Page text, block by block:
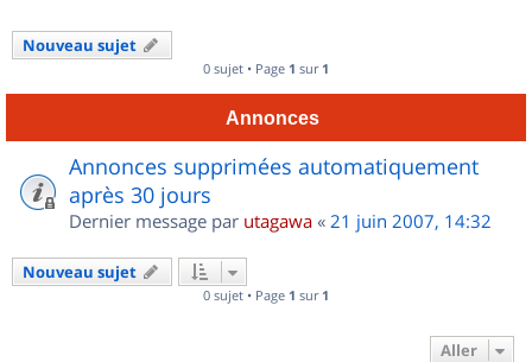
Nouveau sujet
0 sujet • Page 1 sur 1
Annonces
Annonces supprimées automatiquement
après 30 jours
Dernier message par utagawa « 21 juin 2007, 14:32
Nouveau sujet
0 sujet • Page 1 sur 1
Aller